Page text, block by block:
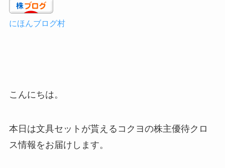
にほんブログ村
こんにちは。
本日は文具セットが貰えるコクヨの株主優待クロ
ス情報をお届けします。